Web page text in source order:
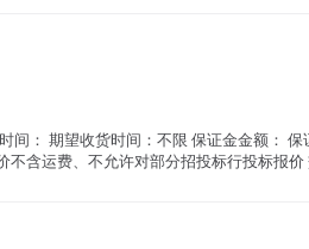
： 期望收货时间：不限 保证金金额：
含运费、不允许对部分招投标行投标报